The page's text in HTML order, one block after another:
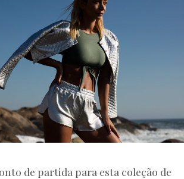
de partida para esta coleção de